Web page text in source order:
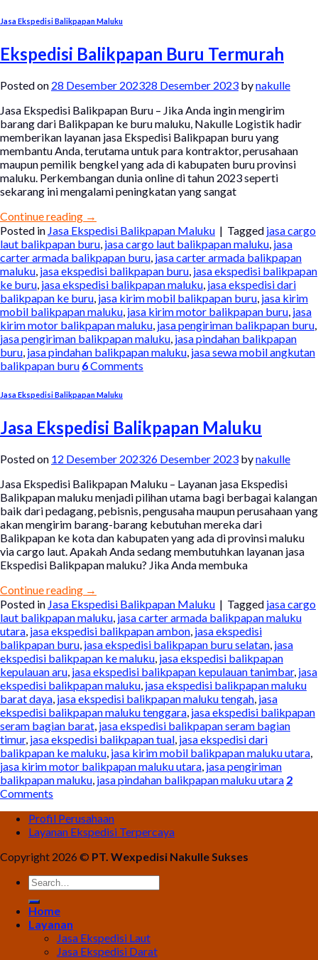
Jasa Ekspedisi Balikpapan Maluku
Ekspedisi Balikpapan Buru Termurah
Posted on 28 Desember 202328 Desember 2023 bynakulle
Jasa Ekspedisi Balikpapan Buru – Jika Anda ingin mengirim
barang dari Balikpapan ke buru maluku, Nakulle Logistik hadir
memberikan layanan jasa Ekspedisi Balikpapan buru yang
membantu Anda, terutama untuk para kontraktor, perusahaan
maupun pemilik bengkel yang ada di kabupaten buru provinsi
maluku. Perkembangan dunia online di tahun 2023 seperti
sekarang ini mengalami peningkatan yang sangat
Continue reading →
Posted in Jasa Ekspedisi Balikpapan Maluku | Tagged jasa cargo
laut balikpapan buru, jasa cargo laut balikpapan maluku, jasa
carter armada balikpapan buru, jasa carter armada balikpapan
maluku, jasa ekspedisi balikpapan buru, jasa ekspedisi balikpapan
ke buru, jasa ekspedisi balikpapan maluku, jasa ekspedisi dari
balikpapan ke buru, jasa kirim mobil balikpapan buru, jasa kirim
mobil balikpapan maluku, jasa kirim motor balikpapan buru, jasa
kirim motor balikpapan maluku, jasa pengiriman balikpapan buru,
jasa pengiriman balikpapan maluku, jasa pindahan balikpapan
buru, jasa pindahan balikpapan maluku, jasa sewa mobil angkutan
balikpapan buru 6Comments
Jasa Ekspedisi Balikpapan Maluku
Jasa Ekspedisi Balikpapan Maluku
Posted on 12 Desember 202326 Desember 2023 bynakulle
Jasa Ekspedisi Balikpapan Maluku – Layanan jasa Ekspedisi
Balikpapan maluku menjadi pilihan utama bagi berbagai kalangan
baik dari pedagang, pebisnis, pengusaha maupun perusahaan yang
akan mengirim barang-barang kebutuhan mereka dari
Balikpapan ke kota dan kabupaten yang ada di provinsi maluku
via cargo laut. Apakah Anda sedang membutuhkan layanan jasa
Ekspedisi Balikpapan maluku? Jika Anda membuka
Continue reading →
Posted in Jasa Ekspedisi Balikpapan Maluku | Tagged jasa cargo
laut balikpapan maluku jasa carter armada balikpapan maluku
utara jasa ekspedisi balikpapan ambon jasa ekspedisi
balikpapan buru jasa ekspedisi balikpapan buru selatan jasa
ekspedisi balikpapan ke maluku jasa ekspedisi balikpapan
kepulauan aru jasa ekspedisi balikpapan kepulauan tanimbar, jasa
ekspedisi balikpapan maluku jasa ekspedisi balikpapan maluku
barat daya jasa ekspedisi balikpapan maluku tengah jasa
ekspedisi balikpapan maluku tenggara jasa ekspedisi balikpapan
seram bagian barat jasa ekspedisi balikpapan seram bagian
timur, jasa ekspedisi balikpapan tual jasa ekspedisi dari
balikpapan ke maluku jasa kirim mobil balikpapan maluku utara
jasa kirim motor balikpapan maluku utara jasa pengiriman
balikpapan maluku jasa pindahan balikpapan maluku utara 2
Comments
Profil Perusahaan
Layanan Ekspedisi Terpercaya
Copyright 2026 © PT. Wexpedisi Nakulle Sukses
Home
Layanan
Jasa Ekspedisi Laut
Jasa Ekspedisi Darat